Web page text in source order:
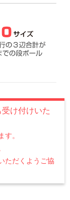
け付けいた
。
ただくようご協